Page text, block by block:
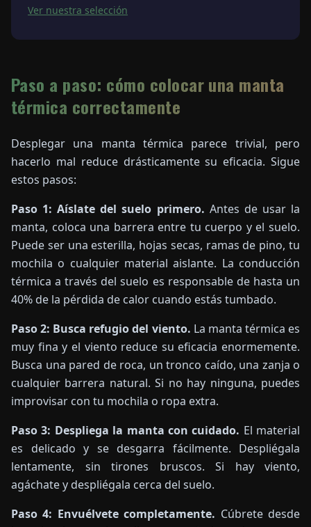
Ver nuestra selección
Paso a paso: cómo colocar una manta
térmica correctamente
Desplegar una manta térmica parece trivial, pero
hacerlo mal reduce drásticamente su eficacia. Sigue
estos pasos:
Paso 1: Aíslate del suelo primero. Antes de usar la
manta, coloca una barrera entre tu cuerpo y el suelo.
Puede ser una esterilla, hojas secas, ramas de pino, tu
mochila o cualquier material aislante. La conducción
térmica a través del suelo es responsable de hasta un
40% de la pérdida de calor cuando estás tumbado.
Paso 2: Busca refugio del viento. La manta térmica es
muy fina y el viento reduce su eficacia enormemente.
Busca una pared de roca, un tronco caído, una zanja o
cualquier barrera natural. Si no hay ninguna, puedes
improvisar con tu mochila o ropa extra.
Paso 3: Despliega la manta con cuidado. El material
es delicado y se desgarra fácilmente. Despliégala
lentamente, sin tirones bruscos. Si hay viento,
agáchate y despliégala cerca del suelo.
Paso 4: Envuélvete completamente. Cúbrete desde